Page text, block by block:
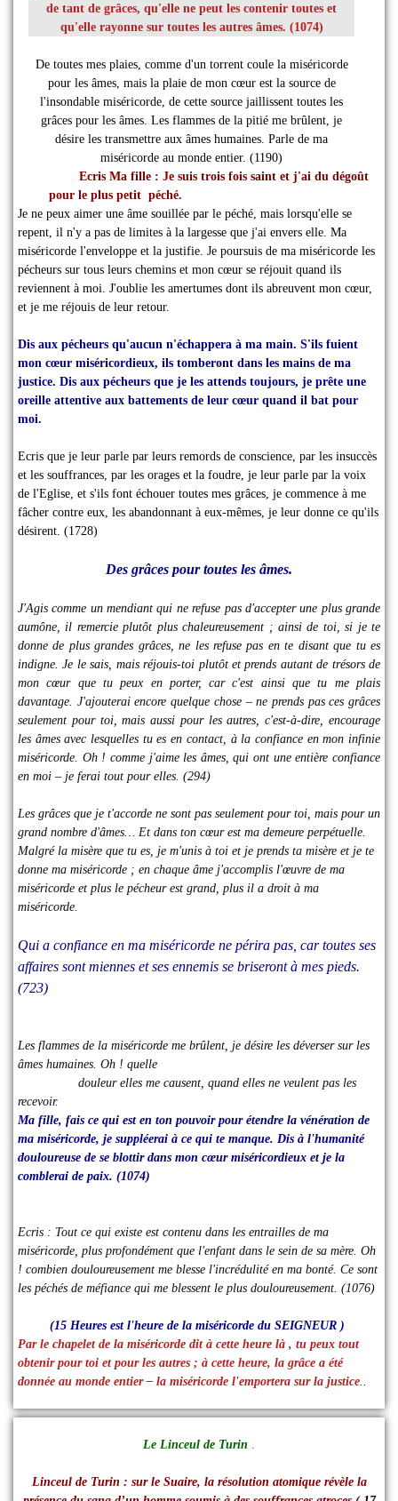
de tant de grâces, qu'elle ne peut les contenir toutes et
qu'elle rayonne sur toutes les autres âmes. (1074)
De toutes mes plaies, comme d'un torrent coule la miséricorde
pour les âmes, mais la plaie de mon cœur est la source de
l'insondable miséricorde, de cette source jaillissent toutes les
grâces pour les âmes. Les flammes de la pitié me brûlent, je
désire les transmettre aux âmes humaines. Parle de ma
miséricorde au monde entier. (1190)
Ecris Ma fille : Je suis trois fois saint et j'ai du dégoût
pour le plus petit péché.
Je ne peux aimer une âme souillée par le péché, mais lorsqu'elle se
repent, il n'y a pas de limites à la largesse que j'ai envers elle. Ma
miséricorde l'enveloppe et la justifie. Je poursuis de ma miséricorde les
pécheurs sur tous leurs chemins et mon cœur se réjouit quand ils
reviennent à moi. J'oublie les amertumes dont ils abreuvent mon cœur,
et je me réjouis de leur retour.
Dis aux pécheurs qu'aucun n'échappera à ma main. S'ils fuient
mon cœur miséricordieux, ils tomberont dans les mains de ma
justice. Dis aux pécheurs que je les attends toujours, je prête une
oreille attentive aux battements de leur cœur quand il bat pour
moi.
Ecris que je leur parle par leurs remords de conscience, par les insuccès
et les souffrances, par les orages et la foudre, je leur parle par la voix
de l'Eglise, et s'ils font échouer toutes mes grâces, je commence à me
fâcher contre eux, les abandonnant à eux-mêmes, je leur donne ce qu'ils
désirent. (1728)
Des grâces pour toutes les âmes.
J'Agis comme un mendiant qui ne refuse pas d'accepter une plus grande
aumône, il remercie plutôt plus chaleureusement ; ainsi de toi, si je te
donne de plus grandes grâces, ne les refuse pas en te disant que tu es
indigne. Je le sais, mais réjouis-toi plutôt et prends autant de trésors de
mon cœur que tu peux en porter, car c'est ainsi que tu me plais
davantage. J'ajouterai encore quelque chose – ne prends pas ces grâces
seulement pour toi, mais aussi pour les autres, c'est-à-dire, encourage
les âmes avec lesquelles tu es en contact, à la confiance en mon infinie
miséricorde. Oh ! comme j'aime les âmes, qui ont une entière confiance
en moi – je ferai tout pour elles. (294)
Les grâces que je t'accorde ne sont pas seulement pour toi, mais pour un
grand nombre d'âmes… Et dans ton cœur est ma demeure perpétuelle.
Malgré la misère que tu es, je m'unis à toi et je prends ta misère et je te
donne ma miséricorde ; en chaque âme j'accomplis l'œuvre de ma
miséricorde et plus le pécheur est grand, plus il a droit à ma
miséricorde.
Qui a confiance en ma miséricorde ne périra pas, car toutes ses
affaires sont miennes et ses ennemis se briseront à mes pieds.
(723)
Les flammes de la miséricorde me brûlent, je désire les déverser sur les
âmes humaines. Oh ! quelle
douleur elles me causent, quand elles ne veulent pas les
recevoir.
Ma fille, fais ce qui est en ton pouvoir pour étendre la vénération de
ma miséricorde, je suppléerai à ce qui te manque. Dis à l'humanité
douloureuse de se blottir dans mon cœur miséricordieux et je la
comblerai de paix. (1074)
Ecris : Tout ce qui existe est contenu dans les entrailles de ma
miséricorde, plus profondément que l'enfant dans le sein de sa mère. Oh
! combien douloureusement me blesse l'incrédulité en ma bonté. Ce sont
les péchés de méfiance qui me blessent le plus douloureusement. (1076)
(15 Heures est l'heure de la miséricorde du SEIGNEUR )
Par le chapelet de la miséricorde dit à cette heure là , tu peux tout
obtenir pour toi et pour les autres ; à cette heure, la grâce a été
donnée au monde entier – la miséricorde l'emportera sur la justice
Le Linceul de Turin
Linceul de Turin : sur le Suaire, la résolution atomique révèle la